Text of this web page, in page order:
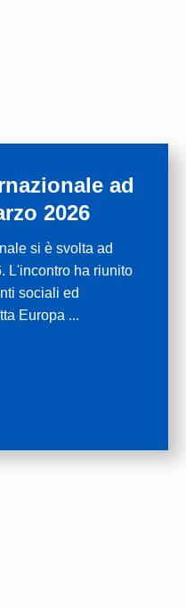
ad
2026
si è svolta ad
L'incontro ha riunito
sociali ed
Europa ...